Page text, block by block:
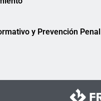
y Prevención Penal